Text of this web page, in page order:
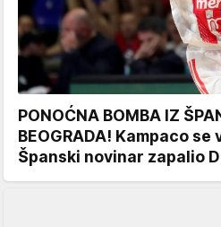
PONOĆNA BOMBA IZ
BEOGRADA! Kampaco
Španski novinar zapalio